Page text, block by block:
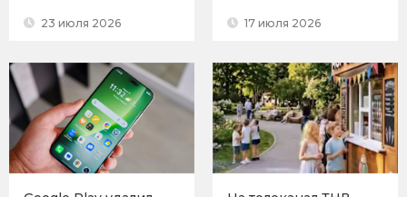
23 июля 2026 17 июля 2026